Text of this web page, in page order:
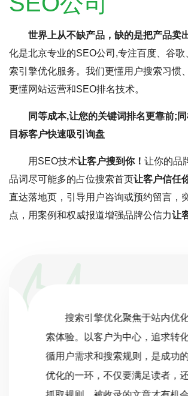
世界上从不缺产品，缺的是把产品卖
化是北京专业的SEO公司,专注百度、谷歌
索引擎优化服务。我们更懂用户搜索习惯
更懂网站运营和SEO排名技术。
同等成本,让您的关键词排名更靠前;
目标客户快速吸引询盘
用SEO技术让客户搜到你！ 让你的品
品词尽可能多的占位搜索首页让客户信任
直达落地页，引导用户咨询或预约留言，
点，用案例和权威报道增强品牌公信力让
搜索引擎优化聚焦于站内优化、
索体验。以客户为中心，追求转化价
循用户需求和搜索规则，是成功的关
优化的一环，不仅要满足读者，还需